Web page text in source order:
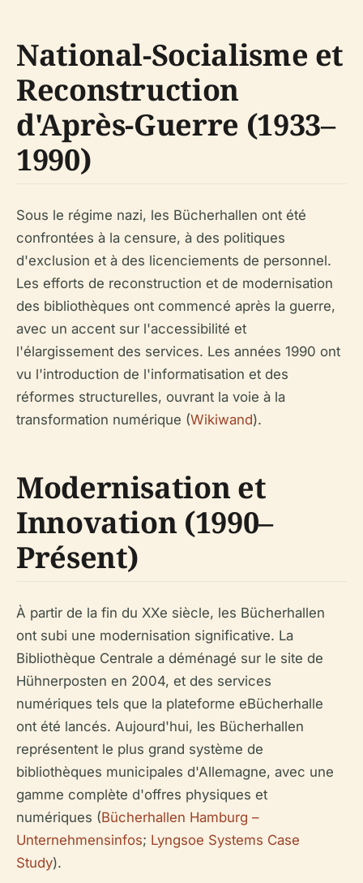
National-Socialisme et
Reconstruction
d'Après-Guerre (1933–
1990)
Sous le régime nazi, les Bücherhallen ont été
confrontées à la censure, à des politiques
d'exclusion et à des licenciements de personnel.
Les efforts de reconstruction et de modernisation
des bibliothèques ont commencé après la guerre,
avec un accent sur l'accessibilité et
l'élargissement des services. Les années 1990 ont
vu l'introduction de l'informatisation et des
réformes structurelles, ouvrant la voie à la
transformation numérique (Wikiwand).
Modernisation et
Innovation (1990–
Présent)
À partir de la fin du XXe siècle, les Bücherhallen
ont subi une modernisation significative. La
Bibliothèque Centrale a déménagé sur le site de
Hühnerposten en 2004, et des services
numériques tels que la plateforme eBücherhalle
ont été lancés. Aujourd'hui, les Bücherhallen
représentent le plus grand système de
bibliothèques municipales d'Allemagne, avec une
gamme complète d'offres physiques et
numériques (Bücherhallen Hamburg –
Unternehmensinfos; Lyngsoe Systems Case
Study).